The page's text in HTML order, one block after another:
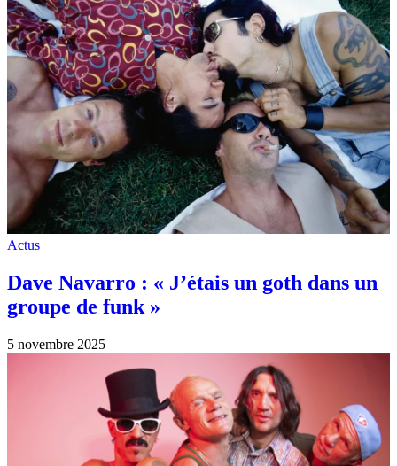
Actus
Dave Navarro : « J’étais un goth dans un
groupe de funk »
5 novembre 2025